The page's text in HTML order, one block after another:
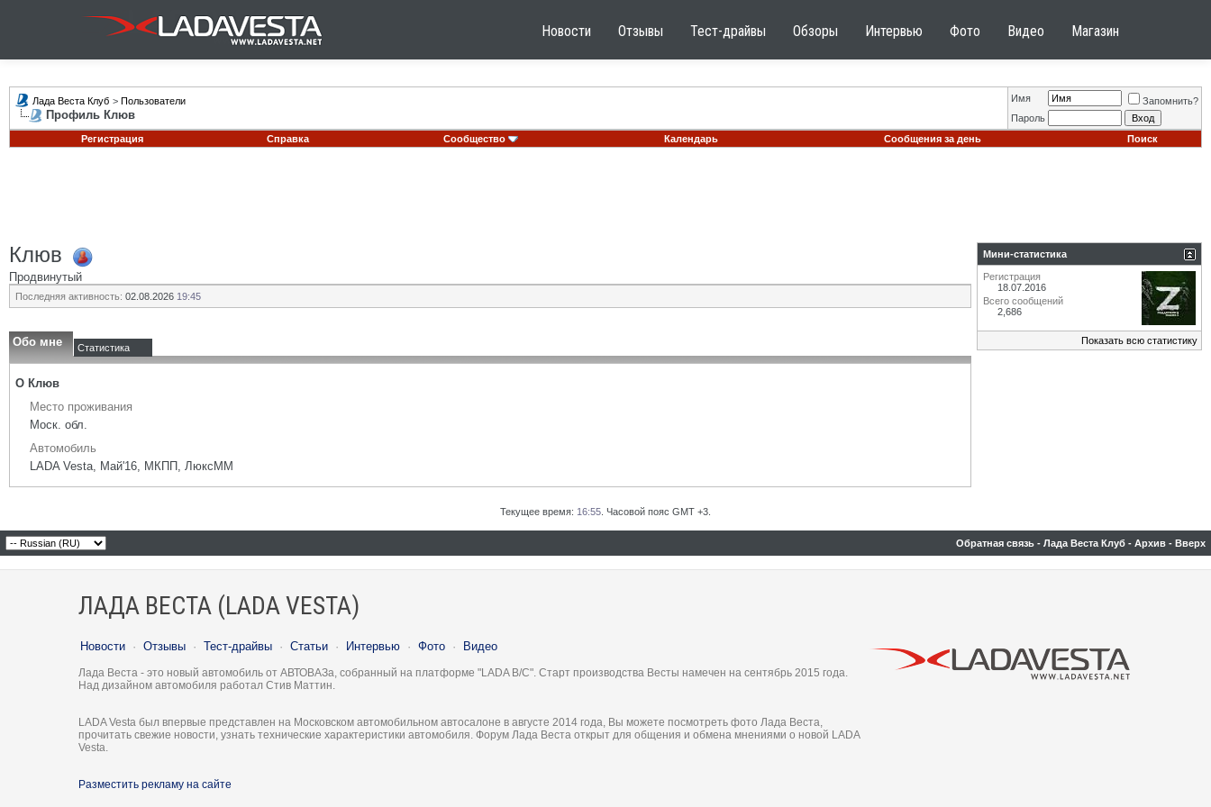
Новости Отзывы Тест-драйвы Обзоры Интервью Фото Видео Магазин
Лада Веста Клуб > Пользователи
Профиль Клюв
Имя
Запомнить?
Пароль
Регистрация
Справка Сообщество Календарь Сообщения за день Поиск
Клюв
Продвинутый
Последняя активность: 02.08.2026 19:45
Обо мне Статистика
О Клюв
Место проживания
Моск. обл.
Автомобиль
LADA Vesta, Май'16, МКПП, ЛюксММ
Мини-статистика
Регистрация
18.07.2016
Всего сообщений
2,686
Показать всю статистику
Текущее время: 16:55 . Часовой пояс GMT +3.
Обратная связь - Лада Веста Клуб - Архив - Вверх
ЛАДА ВЕСТА (LADA VESTA)
Новости · Отзывы · Тест-драйвы · Статьи · Интервью · Фото · Видео
Лада Веста - это новый автомобиль от АВТОВАЗа, собранный на платформе "LADA B/C". Старт производства Весты намечен на сентябрь 2015 года.
Над дизайном автомобиля работал Стив Маттин.
LADA Vesta был впервые представлен на Московском автомобильном автосалоне в августе 2014 года, Вы можете посмотреть фото Лада Веста,
прочитать свежие новости, узнать технические характеристики автомобиля. Форум Лада Веста открыт для общения и обмена мнениями о новой LADA
Vesta.
Разместить рекламу на сайте